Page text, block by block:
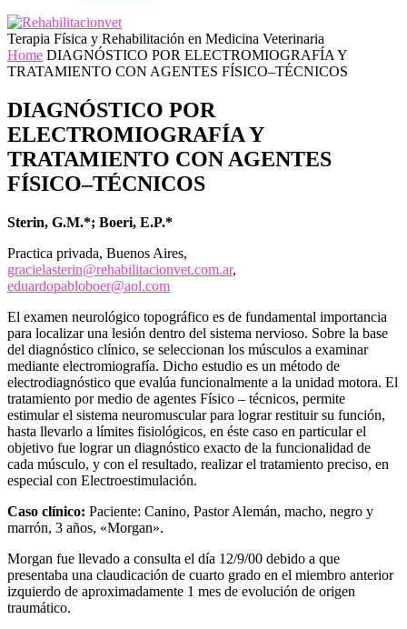
Terapia Física y Rehabilitación en Medicina Veterinaria
Home DIAGNÓSTICO POR ELECTROMIOGRAFÍA Y
TRATAMIENTO CON AGENTES FÍSICO–TÉCNICOS
DIAGNÓSTICO POR
ELECTROMIOGRAFÍA Y
TRATAMIENTO CON AGENTES
FÍSICO–TÉCNICOS
Sterin, G.M.*; Boeri, E.P.*
Practica privada, Buenos Aires,
gracielasterin@rehabilitacionvet.com.ar,
eduardopabloboer@aol.com
El examen neurológico topográfico es de fundamental importancia
para localizar una lesión dentro del sistema nervioso. Sobre la base
del diagnóstico clínico, se seleccionan los músculos a examinar
mediante electromiografía. Dicho estudio es un método de
electrodiagnóstico que evalúa funcionalmente a la unidad motora. El
tratamiento por medio de agentes Físico – técnicos, permite
estimular el sistema neuromuscular para lograr restituir su función,
hasta llevarlo a límites fisiológicos, en éste caso en particular el
objetivo fue lograr un diagnóstico exacto de la funcionalidad de
cada músculo, y con el resultado, realizar el tratamiento preciso, en
especial con Electroestimulación.
Caso clínico: Paciente: Canino, Pastor Alemán, macho, negro y
marrón, 3 años, «Morgan».
Morgan fue llevado a consulta el día 12/9/00 debido a que
presentaba una claudicación de cuarto grado en el miembro anterior
izquierdo de aproximadamente 1 mes de evolución de origen
traumático.